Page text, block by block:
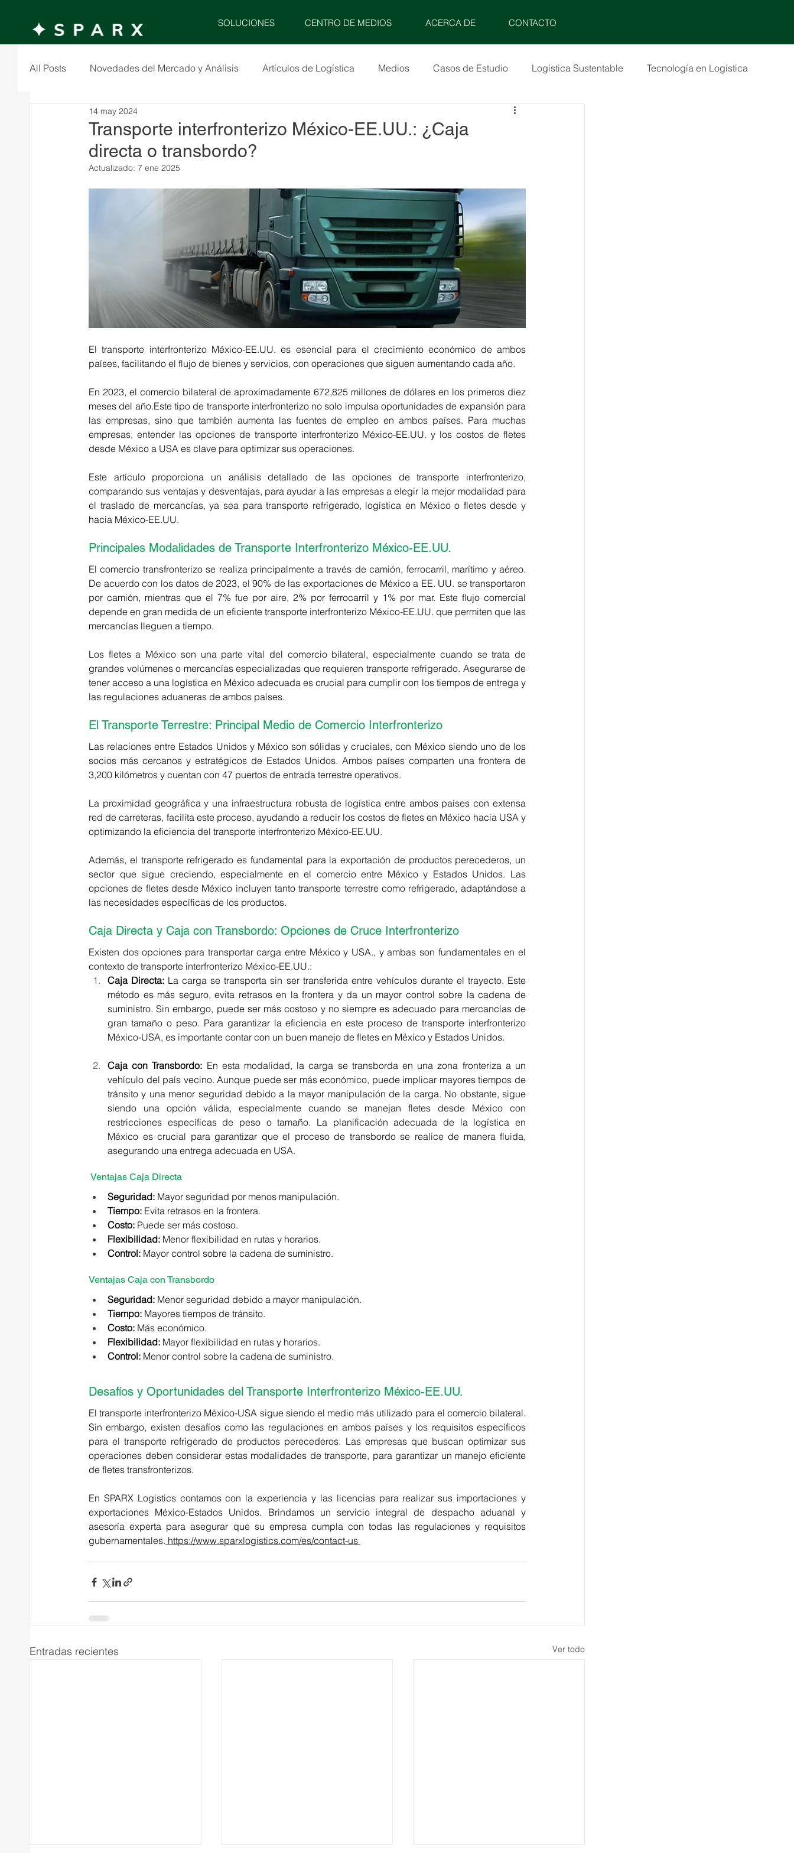
SOLUCIONES ACERCA DE CONTACTO
CENTRO DE MEDIOS
All Posts Novedades del Mercado y Análisis Artículos de Logística Medios Casos de Estudio Logística Sustentable Tecnología en Logística
Transporte interfronterizo México-EE.UU.: ¿Caja
directa o transbordo?
14 may 2024
Actualizado: 7 ene 2025
El transporte interfronterizo México-EE.UU. es esencial para el crecimiento económico de ambos
países, facilitando el flujo de bienes y servicios, con operaciones que siguen aumentando cada año.
En 2023, el comercio bilateral de aproximadamente 672,825 millones de dólares en los primeros diez
meses del año.Este tipo de transporte interfronterizo no solo impulsa oportunidades de expansión para
las empresas, sino que también aumenta las fuentes de empleo en ambos países. Para muchas
empresas, entender las opciones de transporte interfronterizo México-EE.UU. y los costos de fletes
desde México a USA es clave para optimizar sus operaciones.
Este artículo proporciona un análisis detallado de las opciones de transporte interfronterizo,
comparando sus ventajas y desventajas, para ayudar a las empresas a elegir la mejor modalidad para
el traslado de mercancías, ya sea para transporte refrigerado, logística en México o fletes desde y
hacia México-EE.UU.
Principales Modalidades de Transporte Interfronterizo México-EE.UU.
De acuerdo con los datos de 2023, el 90% de las exportaciones de México a EE. UU. se transportaron
por camión, mientras que el 7% fue por aire, 2% por ferrocarril y 1% por mar. Este flujo comercial
depende en gran medida de un eficiente transporte interfronterizo México-EE.UU. que permiten que las
mercancías lleguen a tiempo.
Los fletes a México son una parte vital del comercio bilateral, especialmente cuando se trata de
grandes volúmenes o mercancías especializadas que requieren transporte refrigerado. Asegurarse de
tener acceso a una logística en México adecuada es crucial para cumplir con los tiempos de entrega y
las regulaciones aduaneras de ambos países.
El Transporte Terrestre: Principal Medio de Comercio Interfronterizo
Las relaciones entre Estados Unidos y México son sólidas y cruciales, con México siendo uno de los
socios más cercanos y estratégicos de Estados Unidos. Ambos países comparten una frontera de
3,200 kilómetros y cuentan con 47 puertos de entrada terrestre operativos.
La proximidad geográfica y una infraestructura robusta de logística entre ambos países con extensa
red de carreteras, facilita este proceso, ayudando a reducir los costos de fletes en México hacia USA y
optimizando la eficiencia del transporte interfronterizo México-EE.UU.
Además, el transporte refrigerado es fundamental para la exportación de productos perecederos, un
sector que sigue creciendo, especialmente en el comercio entre México y Estados Unidos. Las
opciones de fletes desde México incluyen tanto transporte terrestre como refrigerado, adaptándose a
las necesidades específicas de los productos.
Caja Directa y Caja con Transbordo: Opciones de Cruce Interfronterizo
Existen dos opciones para transportar carga entre México y USA., y ambas son fundamentales en el
contexto de transporte interfronterizo México-EE.UU.:
Caja Directa: La carga se transporta sin ser transferida entre vehículos durante el trayecto. Este
método es más seguro, evita retrasos en la frontera y da un mayor control sobre la cadena de
suministro. Sin embargo, puede ser más costoso y no siempre es adecuado para mercancías de
gran tamaño o peso. Para garantizar la eficiencia en este proceso de transporte interfronterizo
México-USA, es importante contar con un buen manejo de fletes en México y Estados Unidos.
Caja con Transbordo: En esta modalidad, la carga se transborda en una zona fronteriza a un
vehículo del país vecino. Aunque puede ser más económico, puede implicar mayores tiempos de
tránsito y una menor seguridad debido a la mayor manipulación de la carga. No obstante, sigue
siendo una opción válida, especialmente cuando se manejan fletes desde México con
restricciones específicas de peso o tamaño. La planificación adecuada de la logística en
México es crucial para garantizar que el proceso de transbordo se realice de manera fluida,
asegurando una entrega adecuada en USA.
Ventajas Caja Directa
Seguridad: Mayor seguridad por menos manipulación.
Tiempo: Evita retrasos en la frontera.
Costo: Puede ser más costoso.
Flexibilidad: Menor flexibilidad en rutas y horarios.
Control: Mayor control sobre la cadena de suministro.
Ventajas Caja con Transbordo
Seguridad: Menor seguridad debido a mayor manipulación.
Tiempo: Mayores tiempos de tránsito.
Costo: Más económico.
Flexibilidad: Mayor flexibilidad en rutas y horarios.
Control: Menor control sobre la cadena de suministro.
Desafíos y Oportunidades del Transporte Interfronterizo México-EE.UU.
El transporte interfronterizo México-USA sigue siendo el medio más utilizado para el comercio bilateral.
Sin embargo, existen desafíos como las regulaciones en ambos países y los requisitos específicos
para el transporte refrigerado de productos perecederos. Las empresas que buscan optimizar sus
operaciones deben considerar estas modalidades de transporte, para garantizar un manejo eficiente
de fletes transfronterizos.
En SPARX Logistics contamos con la experiencia y las licencias para realizar sus importaciones y
exportaciones México-Estados Unidos. Brindamos un servicio integral de despacho aduanal y
asesoría experta para asegurar que su empresa cumpla con todas las regulaciones y requisitos
gubernamentales. https://www.sparxlogistics.com/es/contact-us
Entradas recientes Ver todo